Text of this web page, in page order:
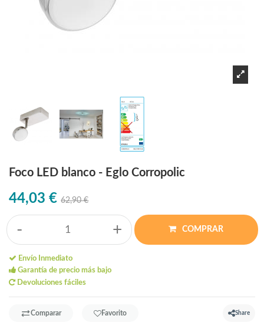
Foco LED blanco - Eglo Corropolic
44,03 € 62,90 €
- + COMPRAR
Envío Inmediato
Garantía de precio más bajo
Devoluciones fáciles
Comparar Favorito Share